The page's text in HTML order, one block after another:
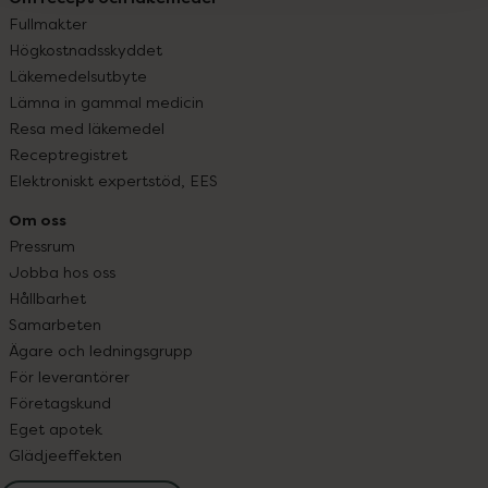
Fullmakter
Högkostnadsskyddet
Läkemedelsutbyte
Lämna in gammal medicin
Resa med läkemedel
Receptregistret
Elektroniskt expertstöd, EES
Om oss
Pressrum
Jobba hos oss
Hållbarhet
Samarbeten
Ägare och ledningsgrupp
För leverantörer
Företagskund
Eget apotek
Glädjeeffekten